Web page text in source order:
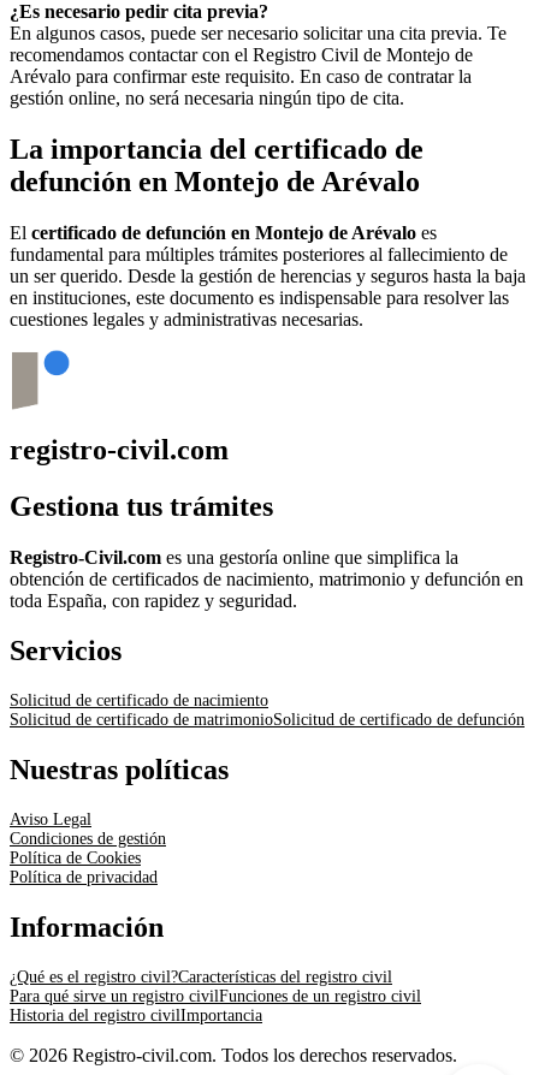
¿Es necesario pedir cita previa?
En algunos casos, puede ser necesario solicitar una cita previa. Te
recomendamos contactar con el Registro Civil de Montejo de
Arévalo para confirmar este requisito. En caso de contratar la
gestión online, no será necesaria ningún tipo de cita.
La importancia del certificado de
defunción en Montejo de Arévalo
El certificado de defunción en Montejo de Arévalo es
fundamental para múltiples trámites posteriores al fallecimiento de
un ser querido. Desde la gestión de herencias y seguros hasta la baja
en instituciones, este documento es indispensable para resolver las
cuestiones legales y administrativas necesarias.
registro-civil.com
Gestiona tus trámites
Registro-Civil.com es una gestoría online que simplifica la
obtención de certificados de nacimiento, matrimonio y defunción en
toda España, con rapidez y seguridad.
Servicios
Solicitud de certificado de nacimiento
Solicitud de certificado de matrimonioSolicitud de certificado de defunción
Nuestras políticas
Aviso Legal
Condiciones de gestión
Política de Cookies
Política de privacidad
Información
¿Qué es el registro civil?Características del registro civil
Para qué sirve un registro civilFunciones de un registro civil
Historia del registro civilImportancia
© 2026 Registro-civil.com. Todos los derechos reservados.